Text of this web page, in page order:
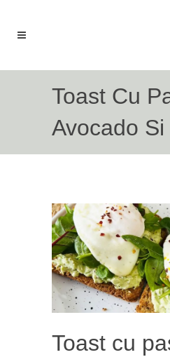
Toast Cu
Avocado
Toast cu